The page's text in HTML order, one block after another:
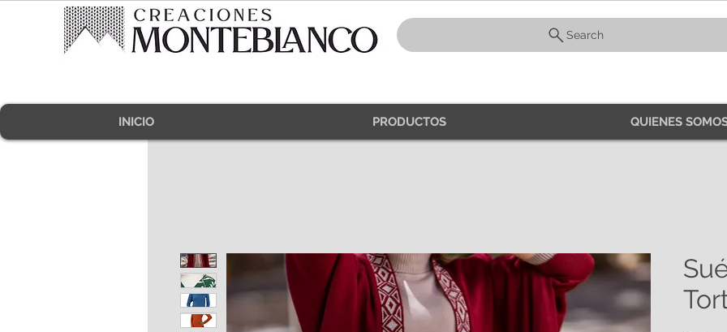
Search
INICIO PRODUCTOS QUIENES